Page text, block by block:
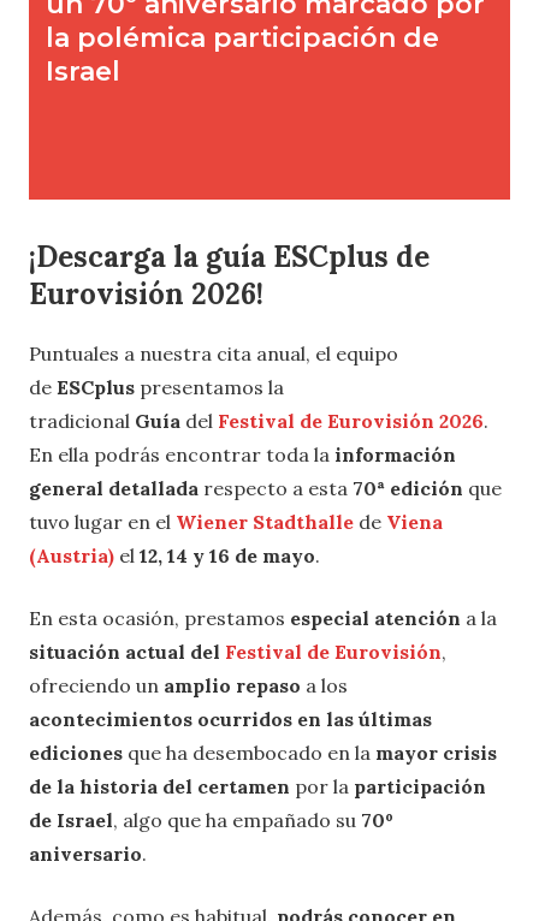
¡Descarga la guía ESCplus de
Eurovisión 2026!
Puntuales a nuestra cita anual, el equipo
de ESCplus presentamos la
tradicional Guía del Festival de Eurovisión 2026.
En ella podrás encontrar toda la información
general detallada respecto a esta 70ª edición que
tuvo lugar en el Wiener Stadthalle de Viena
(Austria) el 12, 14 y 16 de mayo.
En esta ocasión, prestamos especial atención a la
situación actual del Festival de Eurovisión,
ofreciendo un amplio repaso a los
acontecimientos ocurridos en las últimas
ediciones que ha desembocado en la mayor crisis
de la historia del certamen por la participación
de Israel, algo que ha empañado su 70º
aniversario.